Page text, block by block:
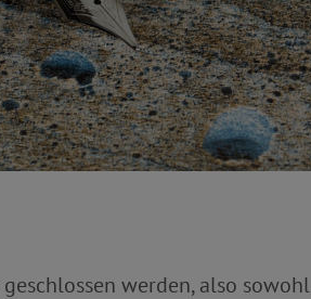
geschlossen werden, also sowohl